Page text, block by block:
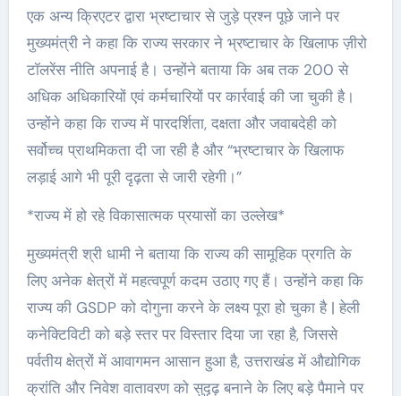
एक अन्य क्रिएटर द्वारा भ्रष्टाचार से जुड़े प्रश्न पूछे जाने पर
मुख्यमंत्री ने कहा कि राज्य सरकार ने भ्रष्टाचार के खिलाफ ज़ीरो
टॉलरेंस नीति अपनाई है। उन्होंने बताया कि अब तक 200 से
अधिक अधिकारियों एवं कर्मचारियों पर कार्रवाई की जा चुकी है।
उन्होंने कहा कि राज्य में पारदर्शिता, दक्षता और जवाबदेही को
सर्वोच्च प्राथमिकता दी जा रही है और “भ्रष्टाचार के खिलाफ
लड़ाई आगे भी पूरी दृढ़ता से जारी रहेगी।”
*राज्य में हो रहे विकासात्मक प्रयासों का उल्लेख*
मुख्यमंत्री श्री धामी ने बताया कि राज्य की सामूहिक प्रगति के
लिए अनेक क्षेत्रों में महत्वपूर्ण कदम उठाए गए हैं। उन्होंने कहा कि
राज्य की GSDP को दोगुना करने के लक्ष्य पूरा हो चुका है | हेली
कनेक्टिविटी को बड़े स्तर पर विस्तार दिया जा रहा है, जिससे
पर्वतीय क्षेत्रों में आवागमन आसान हुआ है, उत्तराखंड में औद्योगिक
क्रांति और निवेश वातावरण को सुदृढ़ बनाने के लिए बड़े पैमाने पर